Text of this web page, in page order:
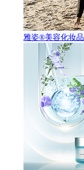
雅姿®美容化妆品